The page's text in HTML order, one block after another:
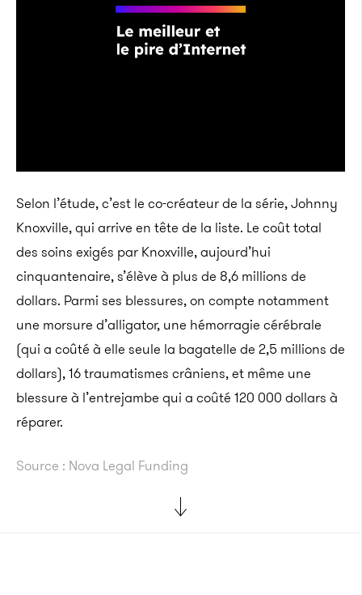
Selon l’étude, c’est le co-créateur de la série, Johnny
Knoxville, qui arrive en tête de la liste. Le coût total
des soins exigés par Knoxville, aujourd’hui
cinquantenaire, s’élève à plus de 8,6 millions de
dollars. Parmi ses blessures, on compte notamment
une morsure d’alligator, une hémorragie cérébrale
(qui a coûté à elle seule la bagatelle de 2,5 millions de
dollars), 16 traumatismes crâniens, et même une
blessure à l’entrejambe qui a coûté 120 000 dollars à
réparer.
Source : Nova Legal Funding